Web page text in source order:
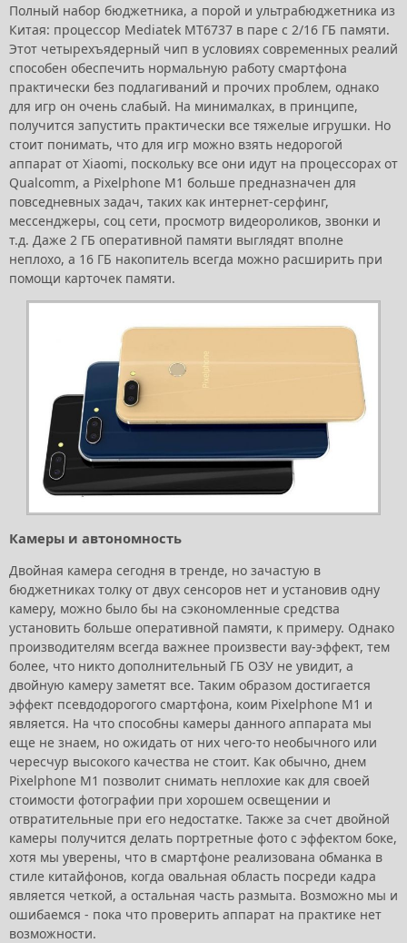
Полный набор бюджетника, а порой и ультрабюджетника из
Китая: процессор Mediatek MT6737 в паре с 2/16 ГБ памяти.
Этот четырехъядерный чип в условиях современных реалий
способен обеспечить нормальную работу смартфона
практически без подлагиваний и прочих проблем, однако
для игр он очень слабый. На минималках, в принципе,
получится запустить практически все тяжелые игрушки. Но
стоит понимать, что для игр можно взять недорогой
аппарат от Xiaomi, поскольку все они идут на процессорах от
Qualcomm, а Pixelphone M1 больше предназначен для
повседневных задач, таких как интернет-серфинг,
мессенджеры, соц сети, просмотр видеороликов, звонки и
т.д. Даже 2 ГБ оперативной памяти выглядят вполне
неплохо, а 16 ГБ накопитель всегда можно расширить при
помощи карточек памяти.
Камеры и автономность
Двойная камера сегодня в тренде, но зачастую в
бюджетниках толку от двух сенсоров нет и установив одну
камеру, можно было бы на сэкономленные средства
установить больше оперативной памяти, к примеру. Однако
производителям всегда важнее произвести вау-эффект, тем
более, что никто дополнительный ГБ ОЗУ не увидит, а
двойную камеру заметят все. Таким образом достигается
эффект псевдодорогого смартфона, коим Pixelphone M1 и
является. На что способны камеры данного аппарата мы
еще не знаем, но ожидать от них чего-то необычного или
чересчур высокого качества не стоит. Как обычно, днем
Pixelphone M1 позволит снимать неплохие как для своей
стоимости фотографии при хорошем освещении и
отвратительные при его недостатке. Также за счет двойной
камеры получится делать портретные фото с эффектом боке,
хотя мы уверены, что в смартфоне реализована обманка в
стиле китайфонов, когда овальная область посреди кадра
является четкой, а остальная часть размыта. Возможно мы и
ошибаемся - пока что проверить аппарат на практике нет
возможности.